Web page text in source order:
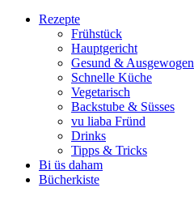
Rezepte
Frühstück
Hauptgericht
Gesund & Ausgewogen
Schnelle Küche
Vegetarisch
Backstube & Süsses
vu liaba Fründ
Drinks
Tipps & Tricks
Bi üs daham
Bücherkiste